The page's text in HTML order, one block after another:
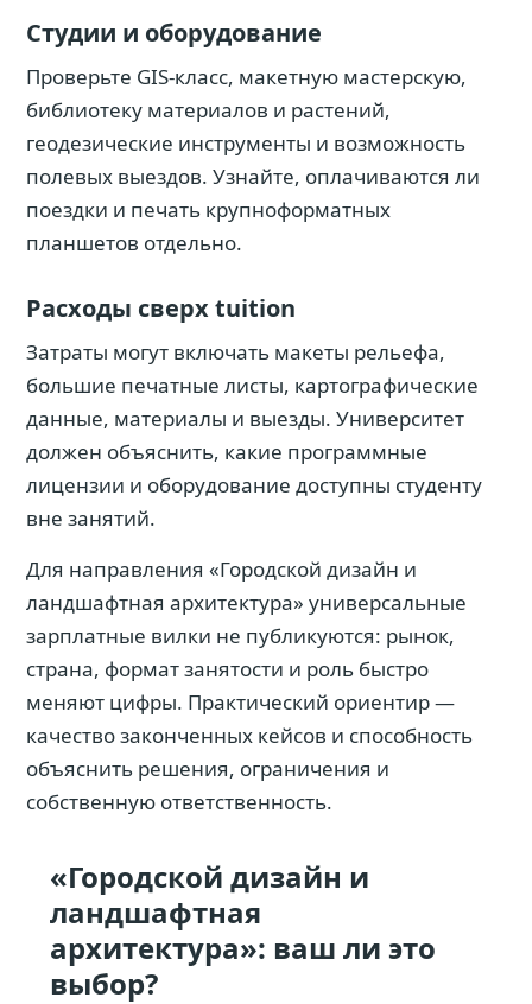
Студии и оборудование
Проверьте GIS-класс, макетную мастерскую,
библиотеку материалов и растений,
геодезические инструменты и возможность
полевых выездов. Узнайте, оплачиваются ли
поездки и печать крупноформатных
планшетов отдельно.
Расходы сверх tuition
Затраты могут включать макеты рельефа,
большие печатные листы, картографические
данные, материалы и выезды. Университет
должен объяснить, какие программные
лицензии и оборудование доступны студенту
вне занятий.
Для направления «Городской дизайн и
ландшафтная архитектура» универсальные
зарплатные вилки не публикуются: рынок,
страна, формат занятости и роль быстро
меняют цифры. Практический ориентир —
качество законченных кейсов и способность
объяснить решения, ограничения и
собственную ответственность.
«Городской дизайн и
ландшафтная
архитектура»: ваш ли это
выбор?